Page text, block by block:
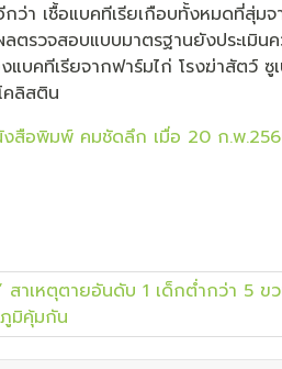
ว่า เชื้อแบคทีเรียเกือบทั้งหมดที่สุ่ม
ลตรวจสอบแบบมาตรฐานยังประเมิ
บคทีเรียจากฟาร์มไก่ โรงฆ่าสัตว์
คลิสติน
งสือพิมพ์ คมชัดลึก เมื่อ 20 ก.พ
สาเหตุตายอันดับ 1 เด็กต่ำกว่า 5 ข
มิคุ้มกัน